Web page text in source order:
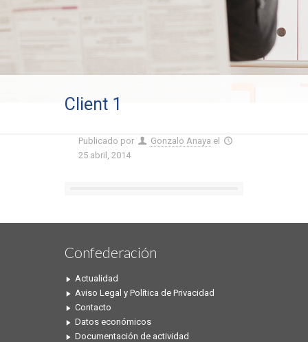
Client 1
Publicado por Gonzalo Anaya el
25 abril, 2014
Confederación
Actualidad
Aviso Legal y Política de Privacidad
Contacto
Datos económicos
Documentación de actividad